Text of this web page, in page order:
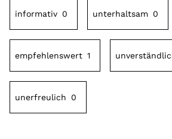
informativ 0 unterhaltsam 0
empfehlenswert 1
unerfreulich 0